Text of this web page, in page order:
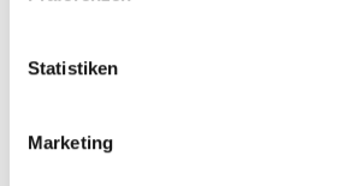
Statistiken
Marketing